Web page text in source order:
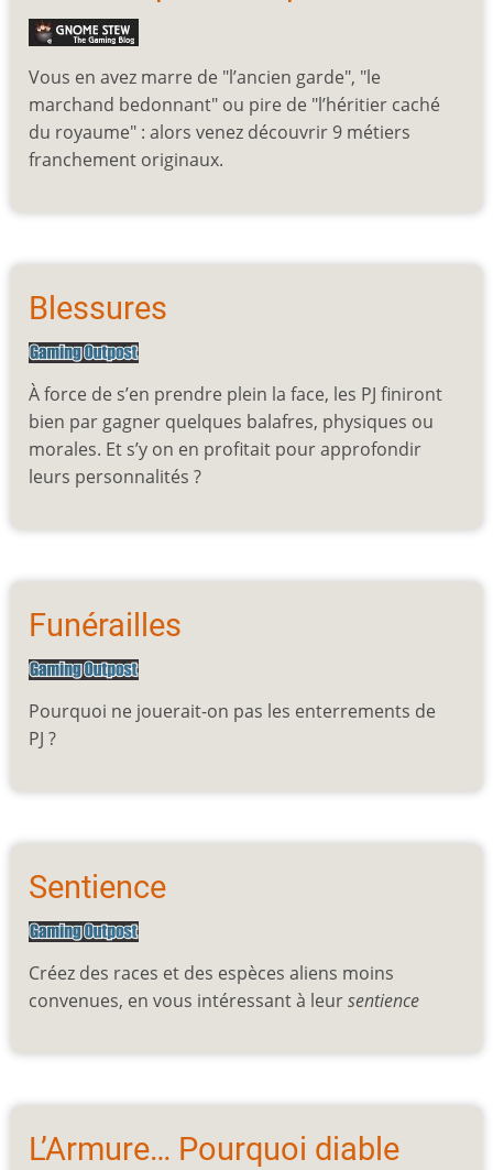
Vous en avez marre de "l’ancien garde", "le
marchand bedonnant" ou pire de "l’héritier caché
du royaume" : alors venez découvrir 9 métiers
franchement originaux.
Blessures
À force de s’en prendre plein la face, les PJ finiront
bien par gagner quelques balafres, physiques ou
morales. Et s’y on en profitait pour approfondir
leurs personnalités ?
Funérailles
Pourquoi ne jouerait-on pas les enterrements de
PJ ?
Sentience
Créez des races et des espèces aliens moins
convenues, en vous intéressant à leursentience
L’Armure… Pourquoi diable